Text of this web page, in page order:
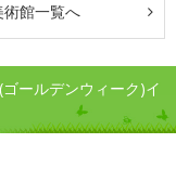
術館一覧へ
ールデンウィーク)イ